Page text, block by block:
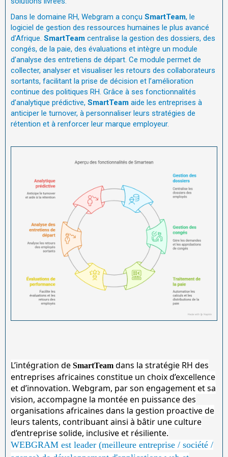
Dans le domaine RH, Webgram a conçu SmartTeam, le
logiciel de gestion des ressources humaines le plus avancé
d’Afrique. SmartTeam centralise la gestion des dossiers, des
congés, de la paie, des évaluations et intègre un module
d’analyse des entretiens de départ. Ce module permet de
collecter, analyser et visualiser les retours des collaborateurs
sortants, facilitant la prise de décision et l’amélioration
continue des politiques RH. Grâce à ses fonctionnalités
d’analytique prédictive, SmartTeam aide les entreprises à
anticiper le turnover, à personnaliser leurs stratégies de
rétention et à renforcer leur marque employeur.
L’intégration de SmartTeam dans la stratégie RH des
entreprises africaines constitue un choix d’excellence
et d’innovation. Webgram, par son engagement et sa
vision, accompagne la montée en puissance des
organisations africaines dans la gestion proactive de
leurs talents, contribuant ainsi à bâtir une culture
d’entreprise solide, inclusive et résiliente.
WEBGRAM est leader (meilleure entreprise / société /